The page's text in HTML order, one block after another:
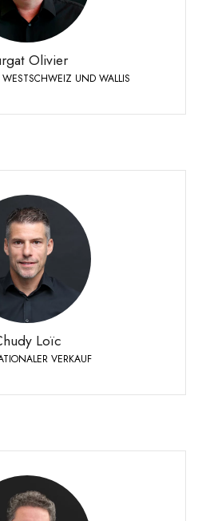
Olivier
WESTSCHWEIZ UND WALLIS
Telefon:
16 50
Loïc
VERKAUF
Chudy Loïc
VERKAUF
Telefon:
524 72 19
Marcello